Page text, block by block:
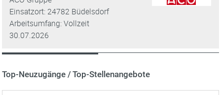
Top-Neuzugänge / Top-Stellenangebote
Einsatzort: 24782 Büdelsdorf
Arbeitsumfang: Vollzeit
30.07.2026